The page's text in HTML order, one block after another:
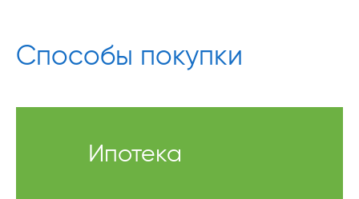
Способы покупки
Ипотека